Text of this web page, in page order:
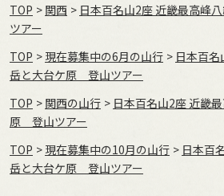
TOP 関西
日本百名山2座 近畿最高峰
ツアー
TOP
現在募集中の6月の山行
日本百
岳と大台ケ原 登山ツアー
TOP
関西の山行
日本百名山2座 近畿
原 登山ツアー
TOP
現在募集中の10月の山行
日本百
岳と大台ケ原 登山ツアー